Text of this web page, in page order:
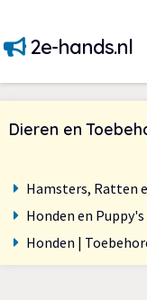
2e-hands.nl
Dieren en
Hamsters, Ratten
Honden en Puppy's
Honden |